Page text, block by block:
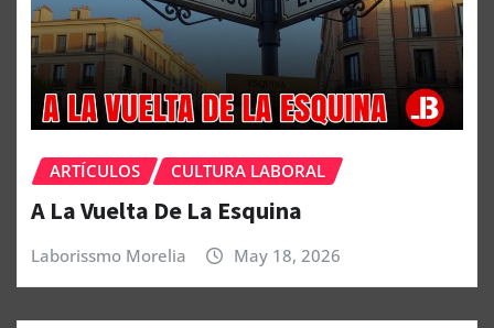
ARTÍCULOS CULTURA LABORAL
A La Vuelta De La Esquina
Laborissmo Morelia May 18, 2026